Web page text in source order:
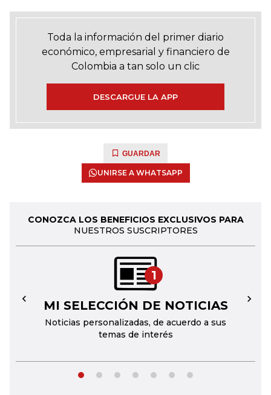
Toda la información del primer diario
económico, empresarial y financiero de
Colombia a tan solo un clic
DESCARGUE LA APP
GUARDAR
UNIRSE A WHATSAPP
CONOZCA LOS BENEFICIOS EXCLUSIVOS PARA
NUESTROS SUSCRIPTORES
1
MI SELECCIÓN DE NOTICIAS
Noticias personalizadas, de acuerdo a sus
temas de interés
← →